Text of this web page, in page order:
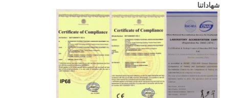
شهاداتنا